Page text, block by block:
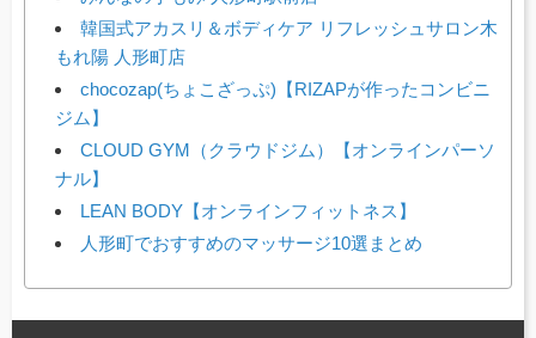
韓国式アカスリ＆ボディケア リフレッシュサロン木
もれ陽 人形町店
chocozap(ちょこざっぷ)【RIZAPが作ったコンビニ
ジム】
CLOUD GYM（クラウドジム）【オンラインパーソ
ナル】
LEAN BODY【オンラインフィットネス】
人形町でおすすめのマッサージ10選まとめ